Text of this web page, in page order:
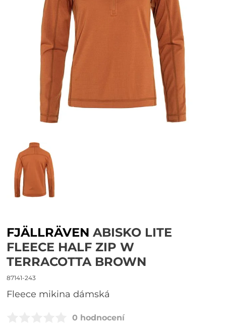
FJÄLLRÄVEN ABISKO LITE
FLEECE HALF ZIP W
TERRACOTTA BROWN
87141-243
fleece mikina dámská
0 hodnocení